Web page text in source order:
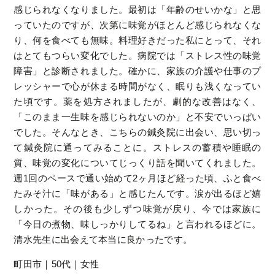
感じられなくなりました。最初は「年齢のせいかな」と思
っていたのですが、次第に味覚がほとんど感じられなくな
り、何を食べても無味。料理好きだった私にとって、それ
はとてもつらい変化でした。病院では「ストレス性の味覚
障害」と診断されました。確かに、家族の介護や仕事のプ
レッシャーで心が休まる時間がなく、眠りも浅くなってい
た頃です。薬を処方されましたが、劇的な改善はなく、
「このまま一生味を感じられないのか」と不安でいっぱい
でした。そんなとき、こちらの鍼灸院に出会い、思い切っ
て鍼灸院に通ってみることに。ストレスの蓄積や睡眠の
質、味覚の変化についてじっくり話を聞いてくれました。
週1回のペースで通い始めて2ヶ月ほど経った頃、ふと食べ
たみそ汁に「味がある」と感じたんです。涙が出るほど嬉
しかった。その後も少しずつ味覚が戻り、今では家族に
「今日の煮物、味しっかりしてるね」と言われるほどに。
清水先生に出会えて本当に良かったです。
町田市｜50代｜女性